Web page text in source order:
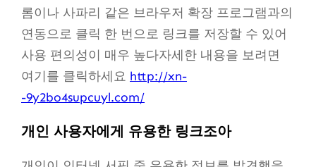
롬이나 사파리 같은 브라우저 확장 프로그램과의
연동으로 클릭 한 번으로 링크를 저장할 수 있어
사용 편의성이 매우 높다자세한 내용을 보려면
여기를 클릭하세요 http://xn-
-9y2bo4supcuyl.com/
개인 사용자에게 유용한 링크조아